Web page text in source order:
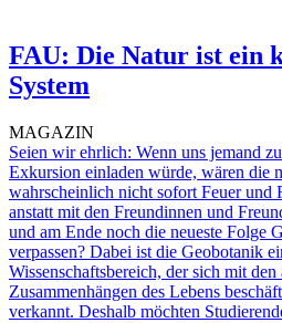
FAU: Die Natur ist ein
System
MAGAZIN
Seien wir ehrlich: Wenn uns jemand
Exkursion einladen würde, wären die
wahrscheinlich nicht sofort Feuer und
anstatt mit den Freundinnen und
und am Ende noch die neueste Folge
verpassen? Dabei ist die Geobotanik
Wissenschaftsbereich, der sich mit den
Zusammenhängen des Lebens
verkannt. Deshalb möchten